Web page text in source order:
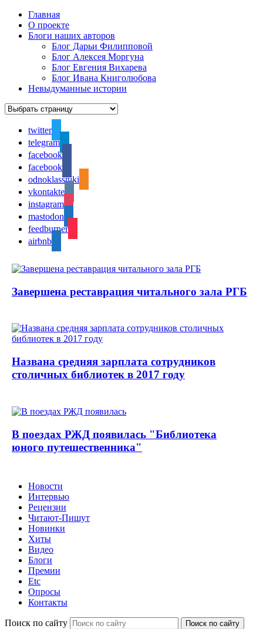
Главная
О проекте
Блоги наших авторов
Блог Дарьи Филипповой
Блог Алексея Моргуна
Блог Евгения Вихарева
Блог Ивана Книголюбова
Невыдуманные истории
twitter
telegram
facebook
facebook
odnoklassniki
vkontakte
instagram
mastodon
feedburner
airbnb
Завершена реставрация читального зала РГБ
Названа средняя зарплата сотрудников
столичных библиотек в 2017 году
В поездах РЖД появилась "Библиотека
юного путешественника"
Новости
Интервью
Рецензии
Читают-Пишут
Новинки
Хиты
Видео
Блоги
Премии
Etc
Опросы
Контакты
Поиск по сайту